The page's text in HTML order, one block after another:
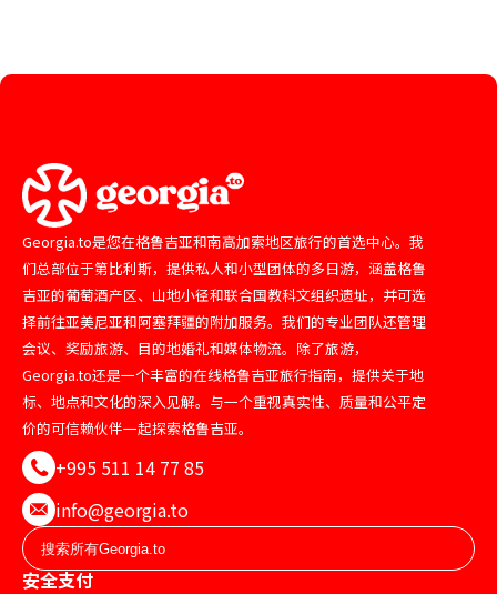
Georgia.to是您在格鲁吉亚和南高加索地区旅行的首选中心。我
们总部位于第比利斯，提供私人和小型团体的多日游，涵盖格鲁
吉亚的葡萄酒产区、山地小径和联合国教科文组织遗址，并可选
择前往亚美尼亚和阿塞拜疆的附加服务。我们的专业团队还管理
会议、奖励旅游、目的地婚礼和媒体物流。除了旅游，
Georgia.to还是一个丰富的在线格鲁吉亚旅行指南，提供关于地
标、地点和文化的深入见解。与一个重视真实性、质量和公平定
价的可信赖伙伴一起探索格鲁吉亚。
+995 511 14 77 85
info@georgia.to
安全支付